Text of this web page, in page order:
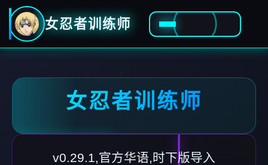
女忍者训练师
女忍者训练师
v0.29.1,官方华语,时下版导入